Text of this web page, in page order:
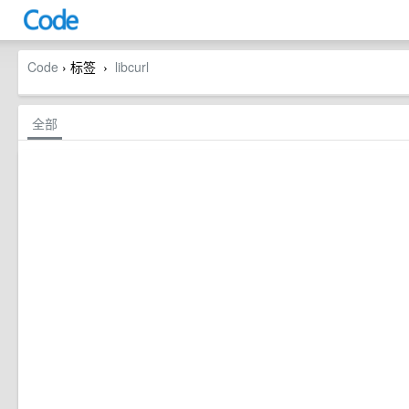
Code › 标签 › libcurl
全部